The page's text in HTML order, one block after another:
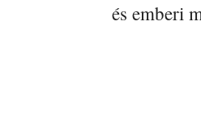
és emberi